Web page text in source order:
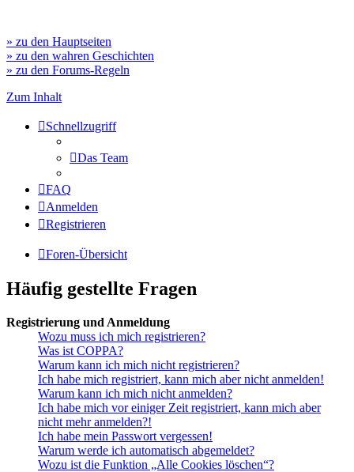
» zu den Hauptseiten
» zu den wahren Geschichten
» zu den Forums-Regeln
Zum Inhalt
Schnellzugriff
Das Team
FAQ
Anmelden
Registrieren
Foren-Übersicht
Häufig gestellte Fragen
Registrierung und Anmeldung
Wozu muss ich mich registrieren?
Was ist COPPA?
Warum kann ich mich nicht registrieren?
Ich habe mich registriert, kann mich aber nicht anmelden!
Warum kann ich mich nicht anmelden?
Ich habe mich vor einiger Zeit registriert, kann mich aber
nicht mehr anmelden?!
Ich habe mein Passwort vergessen!
Warum werde ich automatisch abgemeldet?
Wozu ist die Funktion „Alle Cookies löschen“?